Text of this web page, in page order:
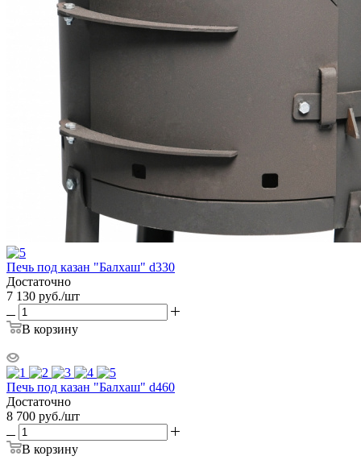
Печь под казан "Балхаш" d330
Достаточно
7 130 руб./шт
В корзину
Печь под казан "Балхаш" d460
Достаточно
8 700 руб./шт
В корзину